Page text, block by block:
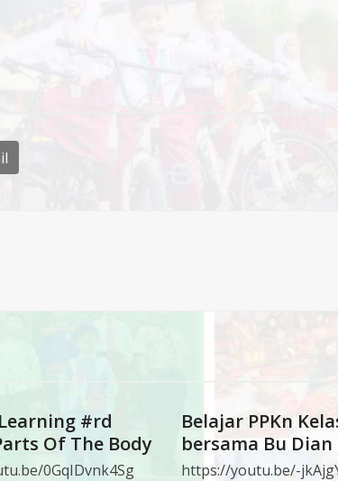
#rd
Of The Body
0GqIDvnk4Sg
Belajar PPKn
bersama Bu Dian
https://youtu.be/-